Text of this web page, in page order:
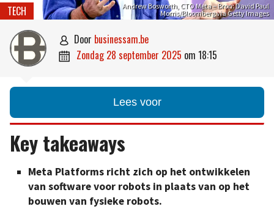
Andrew Bosworth, CTO Meta – Bron: David Paul
Morris/Bloomberg via Getty Images
TECH
 door businessam.be
 zondag 28 september 2025 om 18:15
Lees voor
Key takeaways
Meta Platforms richt zich op het ontwikkelen
van software voor robots in plaats van op het
bouwen van fysieke robots.